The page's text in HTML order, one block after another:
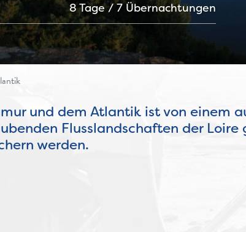
8 Tage / 7 Übernachtungen
und dem Atlantik ist von einem
Flusslandschaften der Loire
werden.